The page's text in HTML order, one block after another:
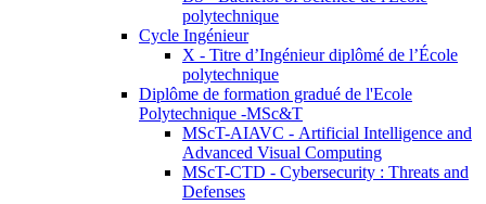
polytechnique
Cycle Ingénieur
X - Titre d’Ingénieur diplômé de l’École
polytechnique
Diplôme de formation gradué de l'Ecole
Polytechnique -MSc&T
MScT-AIAVC - Artificial Intelligence and
Advanced Visual Computing
MScT-CTD - Cybersecurity : Threats and
Defenses